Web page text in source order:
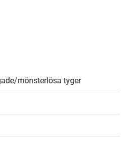
mönsterlösa tyger